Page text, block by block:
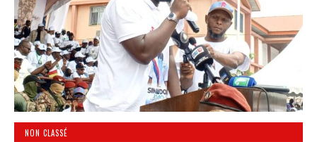
NON CLASSÉ